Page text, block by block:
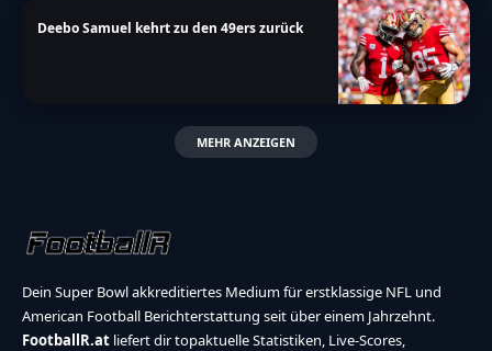
Deebo Samuel kehrt zu den 49ers zurück
MEHR ANZEIGEN
Dein Super Bowl akkreditiertes Medium für erstklassige NFL und
American Football Berichterstattung seit über einem Jahrzehnt.
FootballR.at liefert dir topaktuelle Statistiken, Live-Scores,